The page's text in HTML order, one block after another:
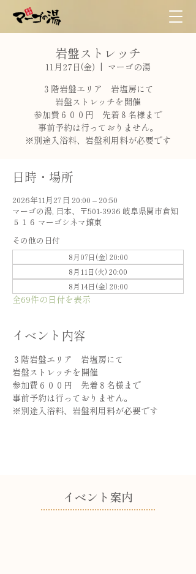
岩盤ストレッチ
11月27日(金)
  |
マーゴの湯
３階岩盤エリア 岩塩房にて
岩盤ストレッチを開催
参加費６００円 先着８名様まで
事前予約は行っておりません。
※別途入浴料、岩盤利用料が必要です
日時・場所
2026年11月27日 20:00 – 20:50
マーゴの湯, 日本、〒501-3936 岐阜県関市倉知
５１６ マーゴシネマ館東
その他の日付
8月07日(金) 20:00
8月11日(火) 20:00
8月14日(金) 20:00
全69件の日付を表示
イベント内容
３階岩盤エリア　岩塩房にて
岩盤ストレッチを開催
参加費６００円　先着８名様まで
事前予約は行っておりません。
※別途入浴料、岩盤利用料が必要です
​イベント案内